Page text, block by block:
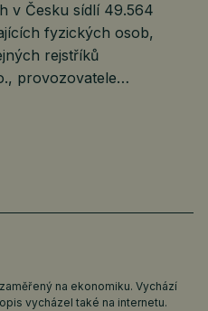
v Česku sídlí 49.564
fyzických osob,
rejstříků
provozovatele…
na ekonomiku. Vychází
vycházel také na internetu.